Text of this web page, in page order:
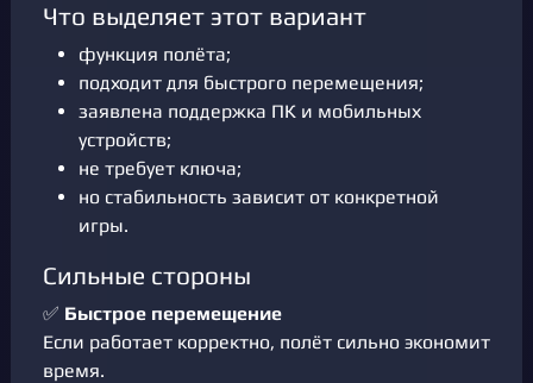
Что выделяет этот вариант
функция полёта;
подходит для быстрого перемещения;
заявлена поддержка ПК и мобильных
устройств;
не требует ключа;
но стабильность зависит от конкретной
игры.
Сильные стороны
✅ Быстрое перемещение
Если работает корректно, полёт сильно экономит
время.